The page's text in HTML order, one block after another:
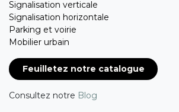
Signalisation verticale
Signalisation horizontale
Parking et voirie
Mobilier urbain
Feuilletez notre catalogue
Consultez notre Blog